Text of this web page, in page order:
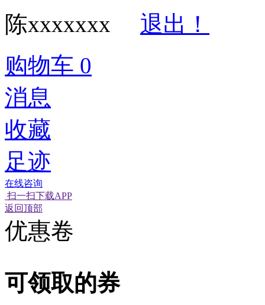
陈xxxxxxx
退出！
购物车 0
消息
收藏
足迹
在线咨询
扫一扫下载APP
返回顶部
优惠卷
可领取的券